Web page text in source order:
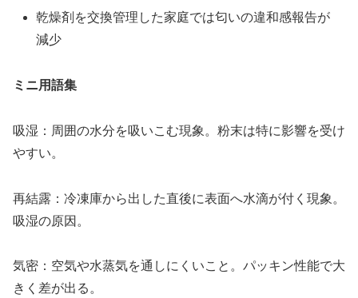
乾燥剤を交換管理した家庭では匂いの違和感報告が
減少
ミニ用語集
吸湿：周囲の水分を吸いこむ現象。粉末は特に影響を受け
やすい。
再結露：冷凍庫から出した直後に表面へ水滴が付く現象。
吸湿の原因。
気密：空気や水蒸気を通しにくいこと。パッキン性能で大
きく差が出る。